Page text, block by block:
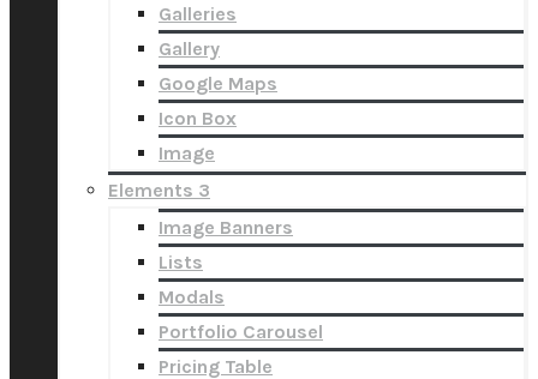
Galleries
Gallery
Google Maps
Icon Box
Image
Elements 3
Image Banners
Lists
Modals
Portfolio Carousel
Pricing Table